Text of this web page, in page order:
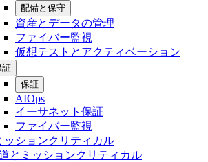
配備と保守
資産とデータの管理
ファイバー監視
仮想テストとアクティベーション
証
保証
AIOps
イーサネット保証
ファイバー監視
ッションクリティカル
とミッションクリティカル